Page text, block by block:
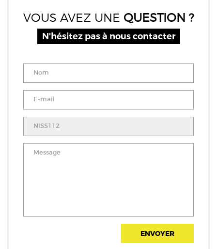
VOUS AVEZ UNE QUESTION ?
N'hésitez pas à nous contacter
ENVOYER